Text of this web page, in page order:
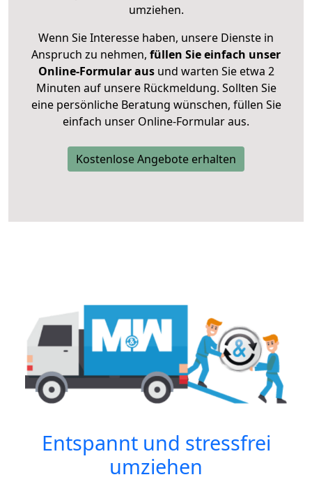
umziehen.
Wenn Sie Interesse haben, unsere Dienste in
Anspruch zu nehmen, füllen Sie einfach unser
Online-Formular ausund warten Sie etwa 2
Minuten auf unsere Rückmeldung. Sollten Sie
eine persönliche Beratung wünschen, füllen Sie
einfach unser Online-Formular aus.
Kostenlose Angebote erhalten
Entspannt und stressfrei
umziehen